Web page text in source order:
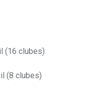
(16 clubes)
(8 clubes)